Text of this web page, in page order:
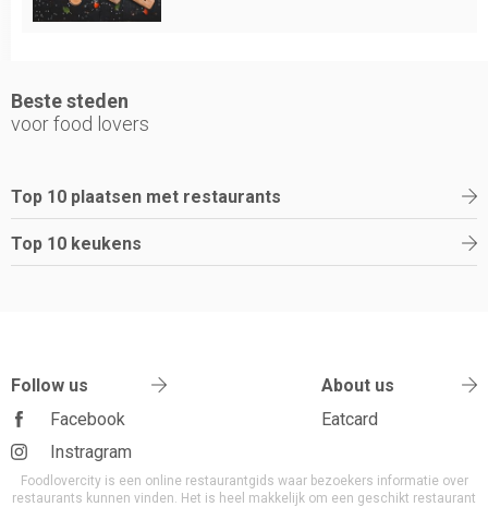
Beste steden
voor food lovers
Top 10 plaatsen met restaurants
Top 10 keukens
Follow us
Facebook
Instragram
About us
Eatcard
Foodlovercity is een online restaurantgids waar bezoekers informatie over
restaurants kunnen vinden. Het is heel makkelijk om een geschikt restaurant